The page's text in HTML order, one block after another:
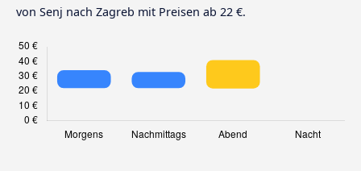
von Senj nach Zagreb mit Preisen ab 22 €.